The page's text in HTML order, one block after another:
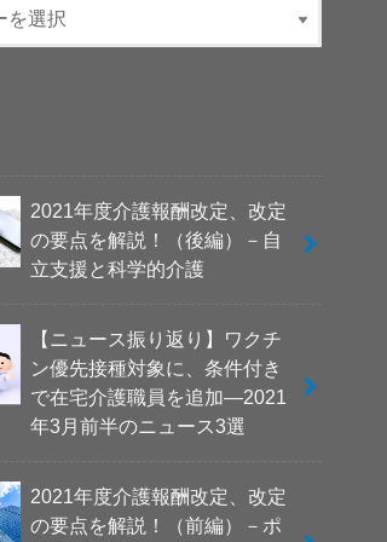
2021年度介護報酬改定、改定
の要点を解説！（後編）－自
立支援と科学的介護
【ニュース振り返り】ワクチ
ン優先接種対象に、条件付き
で在宅介護職員を追加―2021
年3月前半のニュース3選
2021年度介護報酬改定、改定
の要点を解説！（前編）－ポ